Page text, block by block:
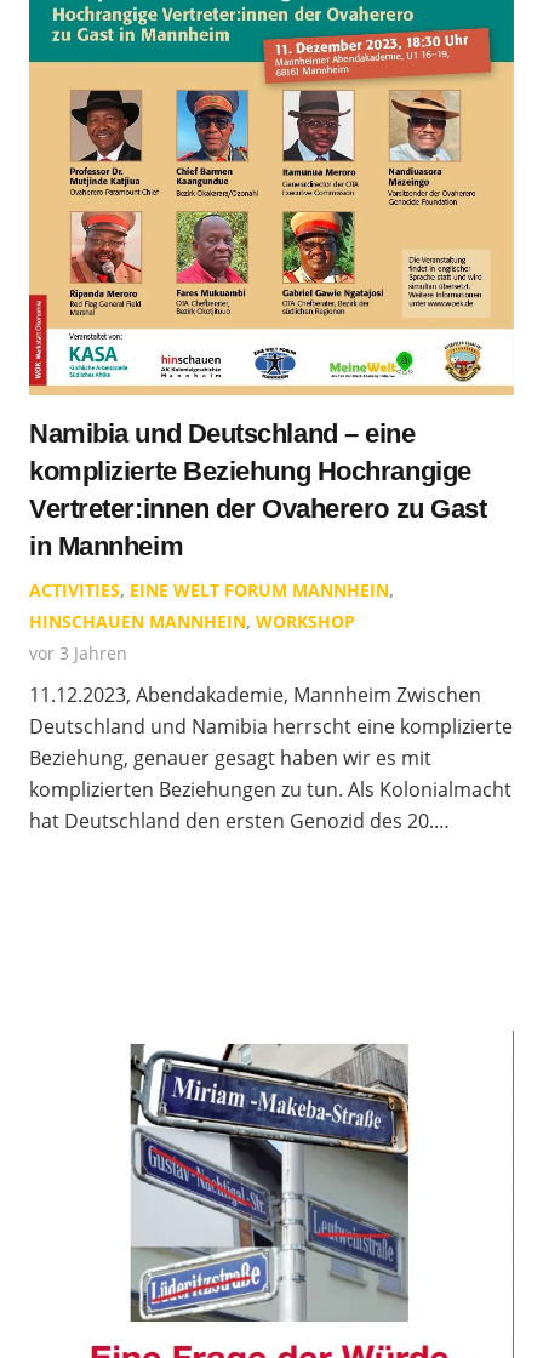
Namibia und Deutschland – eine
komplizierte Beziehung Hochrangige
Vertreter:innen der Ovaherero zu Gast
in Mannheim
ACTIVITIES, EINE WELT FORUM MANNHEIN,
HINSCHAUEN MANNHEIN, WORKSHOP
vor 3 Jahren
11.12.2023, Abendakademie, Mannheim Zwischen
Deutschland und Namibia herrscht eine komplizierte
Beziehung, genauer gesagt haben wir es mit
komplizierten Beziehungen zu tun. Als Kolonialmacht
hat Deutschland den ersten Genozid des 20.…